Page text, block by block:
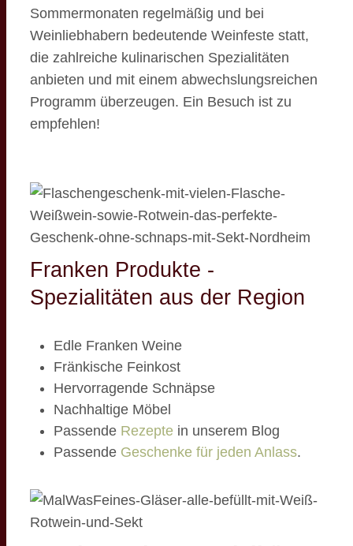
Sommermonaten regelmäßig und bei
Weinliebhabern bedeutende Weinfeste statt,
die zahlreiche kulinarischen Spezialitäten
anbieten und mit einem abwechslungsreichen
Programm überzeugen. Ein Besuch ist zu
empfehlen!
Franken Produkte -
Spezialitäten aus der Region
Edle Franken Weine
Fränkische Feinkost
Hervorragende Schnäpse
Nachhaltige Möbel
Passende Rezepte in unserem Blog
Passende Geschenke für jeden Anlass.